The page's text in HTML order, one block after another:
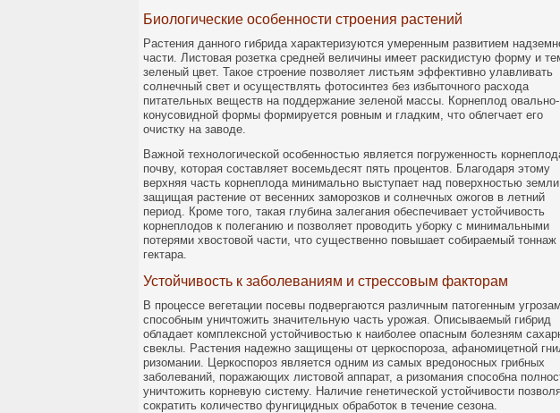
Биологические особенности строения растений
Растения данного гибрида характеризуются умеренным развитием
части. Листовая розетка средней величины имеет раскидистую форму и
зеленый цвет. Такое строение позволяет листьям эффективно улавливать
солнечный свет и осуществлять фотосинтез без избыточного расхода
питательных веществ на поддержание зеленой массы. Корнеплод овально-
конусовидной формы формируется ровным и гладким, что облегчает его
очистку на заводе.
Важной технологической особенностью является погруженность
почву, которая составляет восемьдесят пять процентов. Благодаря этому
верхняя часть корнеплода минимально выступает над поверхностью
защищая растение от весенних заморозков и солнечных ожогов в летний
период. Кроме того, такая глубина залегания обеспечивает устойчивость
корнеплодов к полеганию и позволяет проводить уборку с минимальными
потерями хвостовой части, что существенно повышает собираемый тоннаж
гектара.
Устойчивость к заболеваниям и стрессовым факторам
В процессе вегетации посевы подвергаются различным патогенным
способным уничтожить значительную часть урожая. Описываемый гибрид
обладает комплексной устойчивостью к наиболее опасным болезням
свеклы. Растения надежно защищены от церкоспороза, афаномицетной
ризомании. Церкоспороз является одним из самых вредоносных грибных
заболеваний, поражающих листовой аппарат, а ризомания способна
уничтожить корневую систему. Наличие генетической устойчивости
сократить количество фунгицидных обработок в течение сезона.